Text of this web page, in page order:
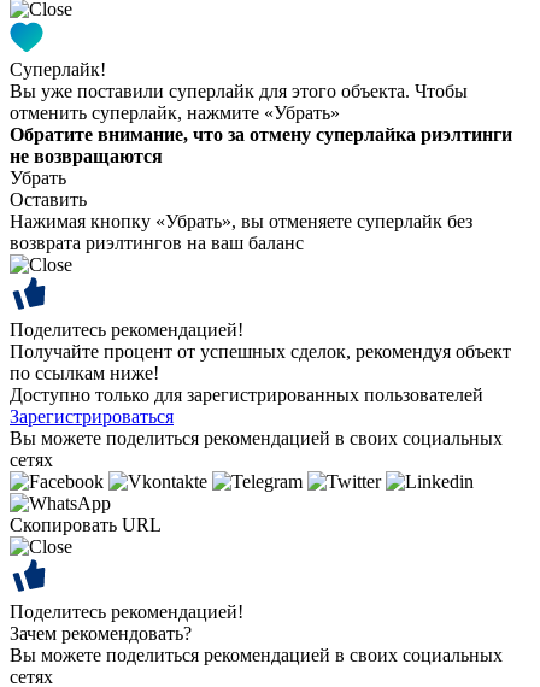
Суперлайк!
Вы уже поставили суперлайк для этого объекта. Чтобы
отменить суперлайк, нажмите «Убрать»
Обратите внимание, что за отмену суперлайка риэлтинги
не возвращаются
Убрать
Оставить
Нажимая кнопку «Убрать», вы отменяете суперлайк без
возврата риэлтингов на ваш баланс
Поделитесь рекомендацией!
Получайте процент от успешных сделок, рекомендуя объект
по ссылкам ниже!
Доступно только для зарегистрированных пользователей
Зарегистрироваться
Вы можете поделиться рекомендацией в своих социальных
сетях
Скопировать URL
Поделитесь рекомендацией!
Зачем рекомендовать?
Вы можете поделиться рекомендацией в своих социальных
сетях